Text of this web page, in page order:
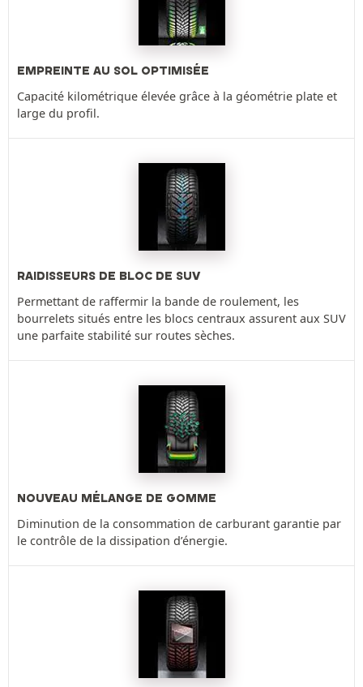
EMPREINTE AU SOL OPTIMISÉE
Capacité kilométrique élevée grâce à la géométrie plate et
large du profil.
RAIDISSEURS DE BLOC DE SUV
Permettant de raffermir la bande de roulement, les
bourrelets situés entre les blocs centraux assurent aux SUV
une parfaite stabilité sur routes sèches.
NOUVEAU MÉLANGE DE GOMME
Diminution de la consommation de carburant garantie par
le contrôle de la dissipation d’énergie.